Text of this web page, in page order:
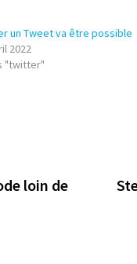
un Tweet va être possible
2022
"twitter"
loin de